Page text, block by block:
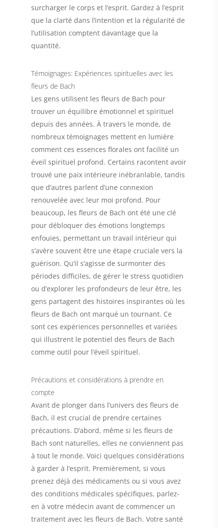
surcharger le corps et l’esprit. Gardez à l’esprit
que la clarté dans l’intention et la régularité de
l’utilisation comptent davantage que la
quantité.
Témoignages: Expériences spirituelles avec les
fleurs de Bach
Les gens utilisent les fleurs de Bach pour
trouver un équilibre émotionnel et spirituel
depuis des années. À travers le monde, de
nombreux témoignages mettent en lumière
comment ces essences florales ont facilité un
éveil spirituel profond. Certains racontent avoir
trouvé une paix intérieure inébranlable, tandis
que d’autres parlent d’une connexion
renouvelée avec leur moi profond. Pour
beaucoup, les fleurs de Bach ont été une clé
pour débloquer des émotions longtemps
enfouies, permettant un travail intérieur qui
s’avère souvent être une étape cruciale vers la
guérison. Qu’il s’agisse de surmonter des
périodes difficiles, de gérer le stress quotidien
ou d’explorer les profondeurs de leur être, les
gens partagent des histoires inspirantes où les
fleurs de Bach ont marqué un tournant. Ce
sont ces expériences personnelles et variées
qui illustrent le potentiel des fleurs de Bach
comme outil pour l’éveil spirituel.
Précautions et considérations à prendre en
compte
Avant de plonger dans l’univers des fleurs de
Bach, il est crucial de prendre certaines
précautions. D’abord, même si les fleurs de
Bach sont naturelles, elles ne conviennent pas
à tout le monde. Voici quelques considérations
à garder à l’esprit. Premièrement, si vous
prenez déjà des médicaments ou si vous avez
des conditions médicales spécifiques, parlez-
en à votre médecin avant de commencer un
traitement avec les fleurs de Bach. Votre santé